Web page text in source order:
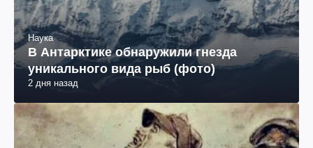
Наука
В Антарктике обнаружили гнезда
уникального вида рыб (фото)
2 дня назад